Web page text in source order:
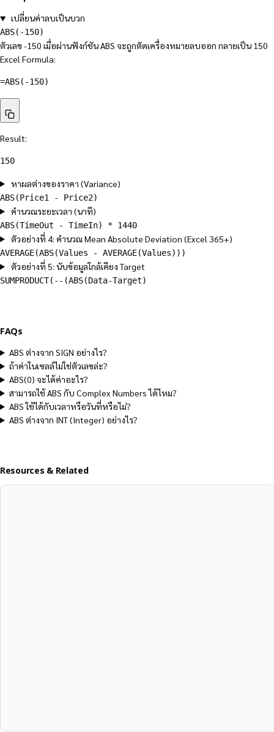
เปลี่ยนค่าลบเป็นบวก
ABS(-150)
ตัวเลข -150 เมื่อผ่านฟังก์ชัน ABS จะถูกตัดเครื่องหมายลบออก กลายเป็น 150
Excel Formula:
=ABS(-150)
Result:
150
หาผลต่างของราคา (Variance)
ABS(Price1 - Price2)
คำนวณระยะเวลา (นาที)
ABS(TimeOut - TimeIn) * 1440
ตัวอย่างที่ 4: คำนวณ Mean Absolute Deviation (Excel 365+)
AVERAGE(ABS(Values - AVERAGE(Values)))
ตัวอย่างที่ 5: นับข้อมูลใกล้เคียง Target
SUMPRODUCT(--(ABS(Data-Target)
FAQs
ABS ต่างจาก SIGN อย่างไร?
ถ้าค่าในเซลล์ไม่ใช่ตัวเลขล่ะ?
ABS(0) จะได้ค่าอะไร?
สามารถใช้ ABS กับ Complex Numbers ได้ไหม?
ABS ใช้ได้กับเวลาหรือวันที่หรือไม่?
ABS ต่างจาก INT (Integer) อย่างไร?
Resources & Related